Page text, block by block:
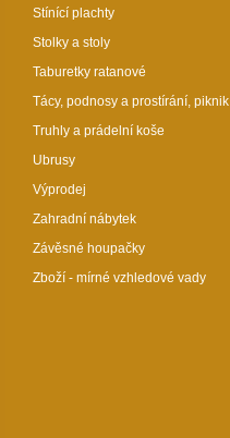
Stínící plachty
Stolky a stoly
Taburetky ratanové
Tácy, podnosy a prostírání, piknik
Truhly a prádelní koše
Ubrusy
Výprodej
Zahradní nábytek
Závěsné houpačky
Zboží - mírné vzhledové vady